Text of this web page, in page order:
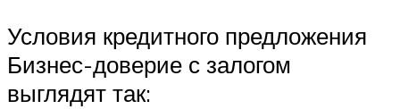
Условия кредитного предложения
Бизнес-доверие с залогом
выглядят так: